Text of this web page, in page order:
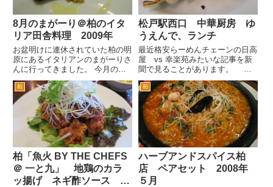
8月のまがーり＠柏のイタ
リア田舎料理 2009年
お盆明けに連休されていた柏の明
原にあるイタリアンのまがーりさ
んに行ってきました。 今月のま
がーりさんのテーマは、サルデー
ニャ州だそうです。 サルデーニ
ャ州というのは、イタリアの下の
左・・・地理が、苦手なんです
が、え～南の西、南西になるんで
す...
松戸駅西口 中華厨房 ゆ
うえんで、ランチ
最近格安らーめんチェーンの日高
屋 vs 幸楽苑みたいな記事を新
聞で見ることがあります。 僕
が子供の頃のらーめん屋さんとい
うと、駅前などの街中の小さなお
店で、旦那さんが厨房で調理を
し、奥さんが料理を運ぶみたいな
ものが多かったです。 そん
な...
柏
柏「魚火 BY THE CHEFS
＠ 一と九」 地鶏のカラ
ッ揚げ ネギ酢ソース 定
柏
ハーブアンドスパイス柏
店 ペアセット 2008年
５月